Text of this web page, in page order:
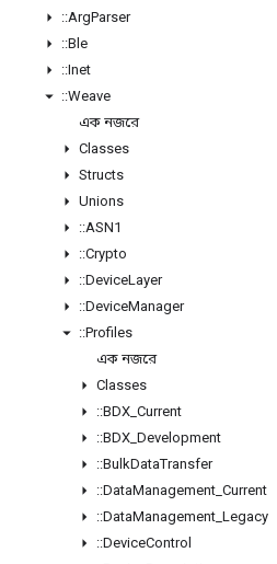
::ArgParser
::Ble
::Inet
::Weave
এক নজরে
Classes
Structs
Unions
::ASN1
::Crypto
::DeviceLayer
::DeviceManager
::Profiles
এক নজরে
Classes
::BDX Current
::BDX Development
::BulkDataTransfer
::DataManagement Current
::DataManagement Legacy
::DeviceControl